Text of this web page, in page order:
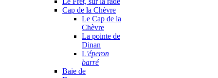
Cap de la Chèvre
Le Cap de la
Chèvre
La pointe de
Dinan
L'éperon
barré
Baie de